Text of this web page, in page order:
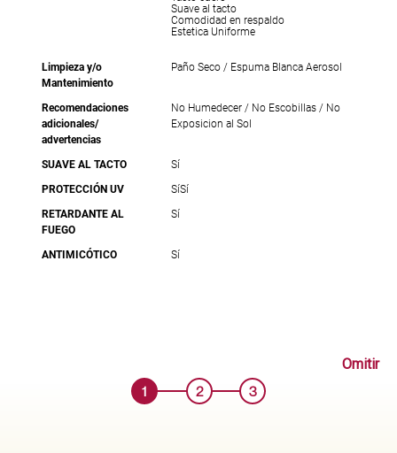
Suave al tacto
Comodidad en respaldo
Estetica Uniforme
Limpieza y/o
Mantenimiento
Paño Seco / Espuma Blanca Aerosol
Recomendaciones
adicionales/
advertencias
No Humedecer / No Escobillas / No
Exposicion al Sol
SUAVE AL TACTO
Sí
PROTECCIÓN UV
SíSí
RETARDANTE AL
FUEGO
Sí
ANTIMICÓTICO Sí